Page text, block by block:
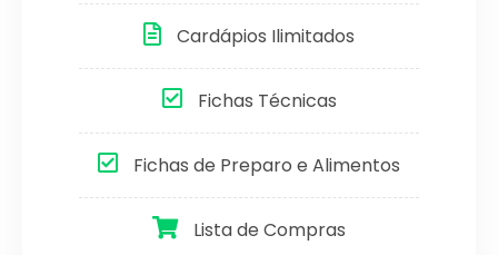
Cardápios Ilimitados
Fichas Técnicas
Fichas de Preparo e Alimentos
Lista de Compras